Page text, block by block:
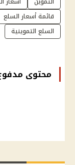
قائمة أسعار السلع
السلع التموينية
محتوى